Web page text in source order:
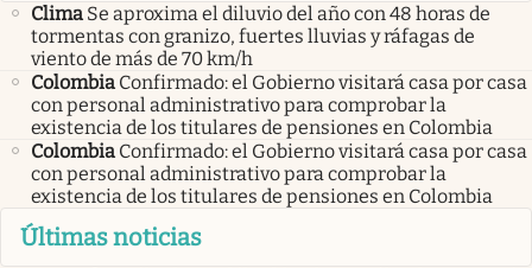
Clima Se aproxima el diluvio del año con 48 horas de
tormentas con granizo, fuertes lluvias y ráfagas de
viento de más de 70 km/h
Colombia Confirmado: el Gobierno visitará casa por casa
con personal administrativo para comprobar la
existencia de los titulares de pensiones en Colombia
Colombia Confirmado: el Gobierno visitará casa por casa
con personal administrativo para comprobar la
existencia de los titulares de pensiones en Colombia
Últimas noticias